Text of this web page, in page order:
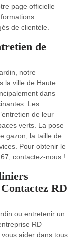
page officielle
de clientèle.
de
notre
la ville de Haute
dans
Les
de leur
verts. La pose
gazon, la taille de
Pour obtenir le
contactez-nous !
RD
ou entretenir un
RD
aider dans tous